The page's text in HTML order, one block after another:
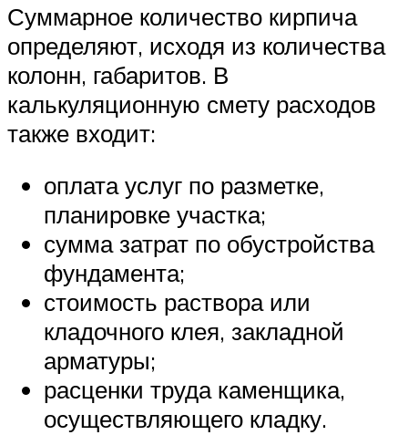
Суммарное количество кирпича
определяют, исходя из количества
колонн, габаритов. В
калькуляционную смету расходов
также входит:
оплата услуг по разметке,
планировке участка;
сумма затрат по обустройства
фундамента;
стоимость раствора или
кладочного клея, закладной
арматуры;
расценки труда каменщика,
осуществляющего кладку.